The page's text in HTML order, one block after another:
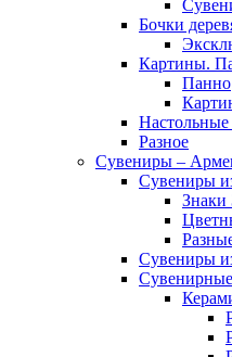
Бочки
Картины.
Панно
Разное
Сувениры –
Сувениры
Знаки
Сувениры